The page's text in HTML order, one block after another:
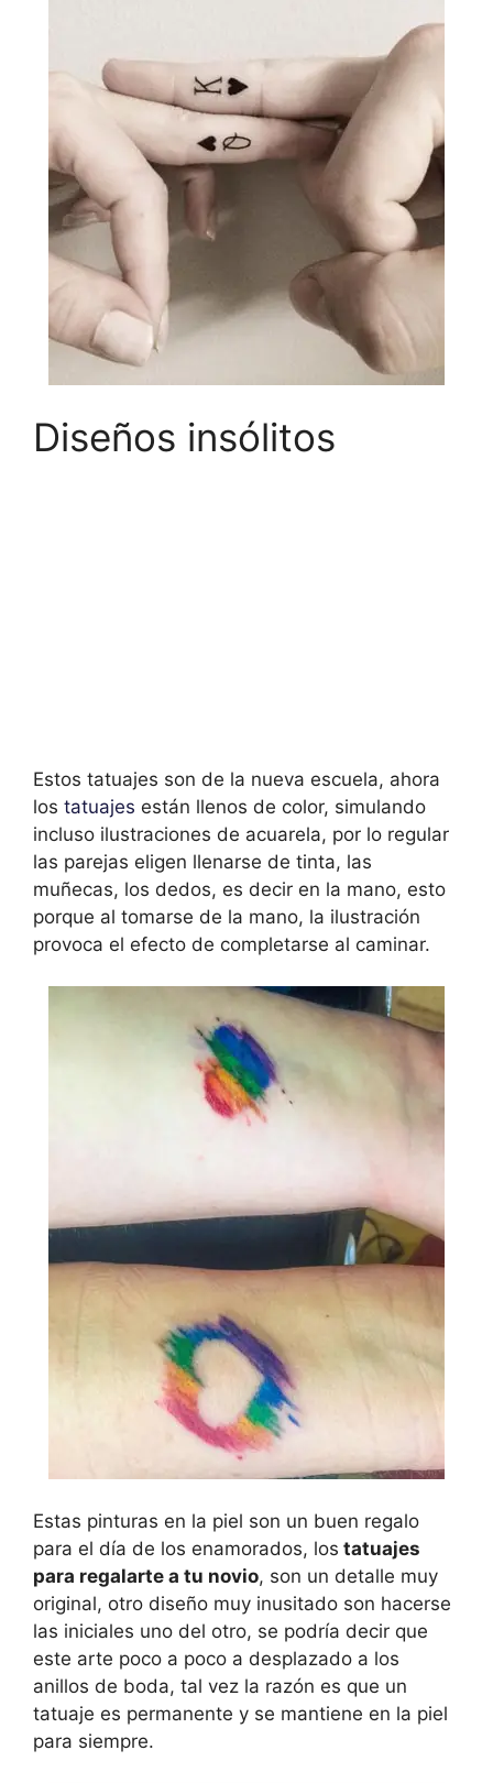
Diseños insólitos
Estos tatuajes son de la nueva escuela, ahora
los tatuajes están llenos de color, simulando
incluso ilustraciones de acuarela, por lo regular
las parejas eligen llenarse de tinta, las
muñecas, los dedos, es decir en la mano, esto
porque al tomarse de la mano, la ilustración
provoca el efecto de completarse al caminar.
Estas pinturas en la piel son un buen regalo
para el día de los enamorados, los tatuajes
para regalarte a tu novio, son un detalle muy
original, otro diseño muy inusitado son hacerse
las iniciales uno del otro, se podría decir que
este arte poco a poco a desplazado a los
anillos de boda, tal vez la razón es que un
tatuaje es permanente y se mantiene en la piel
para siempre.